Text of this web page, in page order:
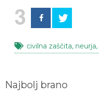
3
civilna zaščita, neurja,
Najbolj brano